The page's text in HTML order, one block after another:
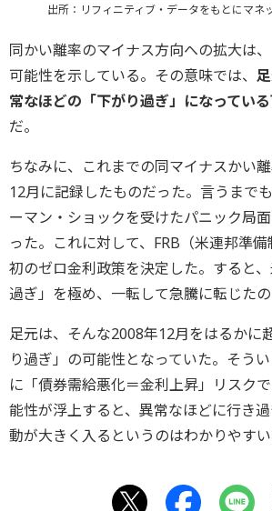
出所：リフィニティブ・データをもとにマネ
同かい離率のマイナス方向への拡大は
可能性を示している。その意味では、
常なほどの「下がり過ぎ」になってい
だ。
ちなみに、これまでの同マイナスかい
12月に記録したものだった。言うまで
ーマン・ショックを受けたパニック局
った。これに対して、FRB（米連邦準
初のゼロ金利政策を決定した。すると
過ぎ」を極め、一転して急騰に転じたの
足元は、そんな2008年12月をはるかに
り過ぎ」の可能性となっていた。そう
に「債券需給悪化＝金利上昇」リスク
能性が浮上すると、異常なほどに行き
動が大きく入るというのはわかりやすい